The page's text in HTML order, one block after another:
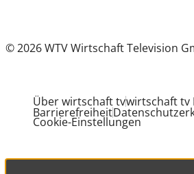
© 2026 WTV Wirtschaft Television
Über wirtschaft tvwirtschaft tv
Barrierefreiheit
Cookie-Einstellungen